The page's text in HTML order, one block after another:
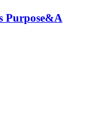
Purpose&A